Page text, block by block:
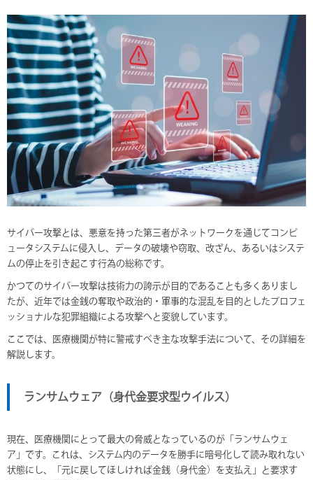
サイバー攻撃とは、悪意を持った第三者がネットワークを通じてコンピ
ュータシステムに侵入し、データの破壊や窃取、改ざん、あるいはシステ
ムの停止を引き起こす行為の総称です。
かつてのサイバー攻撃は技術力の誇示が目的であることも多くありまし
たが、近年では金銭の奪取や政治的・軍事的な混乱を目的としたプロフェ
ッショナルな犯罪組織による攻撃へと変貌しています。
ここでは、医療機関が特に警戒すべき主な攻撃手法について、その詳細を
解説します。
ランサムウェア（身代金要求型ウイルス）
現在、医療機関にとって最大の脅威となっているのが「ランサムウェ
ア」です。これは、システム内のデータを勝手に暗号化して読み取れない
状態にし、「元に戻してほしければ金銭（身代金）を支払え」と要求す